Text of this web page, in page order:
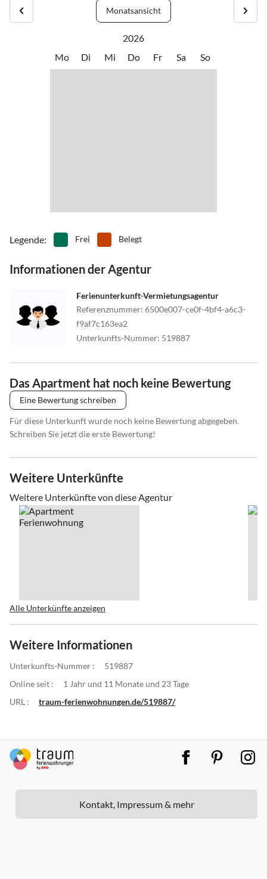
erhalten Sie den passenden Code per Mail.
Monatsansicht
2026
Mo
Di Mi Do Fr Sa So
Legende: Frei Belegt
Informationen der Agentur
Ferienunterkunft-Vermietungsagentur
Referenznummer: 6500e007-ce0f-4bf4-a6c3-
f9af7c163ea2
Unterkunfts-Nummer: 519887
Das Apartment hat noch keine Bewertung
Eine Bewertung schreiben
Für diese Unterkunft wurde noch keine Bewertung abgegeben.
Schreiben Sie jetzt die erste Bewertung!
Weitere Unterkünfte
Weitere Unterkünfte von diese Agentur
Alle Unterkünfte anzeigen
Weitere Informationen
Unterkunfts-Nummer :
519887
Online seit :
1 Jahr und 11 Monate und 23 Tage
URL :
traum-ferienwohnungen.de/519887/
Kontakt, Impressum & mehr